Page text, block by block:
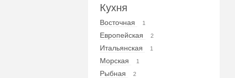
Кухня
Восточная 1
Европейская 2
Итальянская 1
Морская 1
Рыбная 2